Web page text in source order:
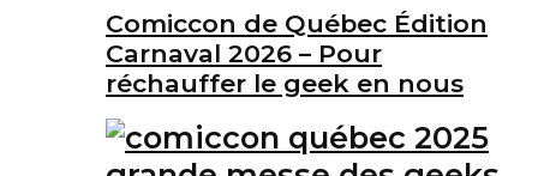
Comiccon de Québec Édition
Carnaval 2026 – Pour
réchauffer le geek en nous